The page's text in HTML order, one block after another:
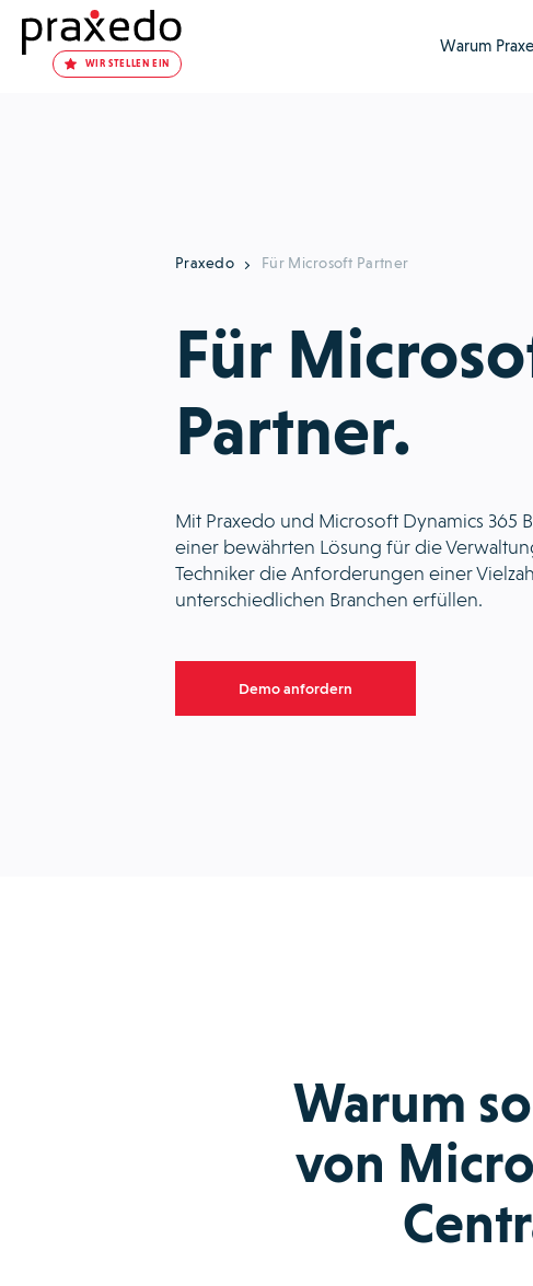
WIR STELLEN EIN
Warum
Praxedo Für Microsoft Partner
Für
Partner.
Mit Praxedo und Microsoft Dynamics 365
einer bewährten Lösung für die
Techniker die Anforderungen einer
unterschiedlichen Branchen erfüllen.
Demo anfordern
Warum
von